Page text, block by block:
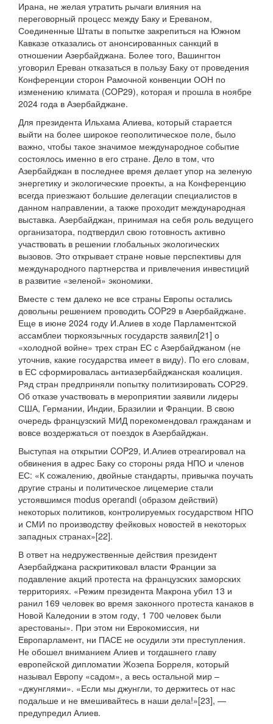
Ирана, не желая утратить рычаги влияния на
переговорный процесс между Баку и Ереваном,
Соединенные Штаты в попытке закрепиться на Южном
Кавказе отказались от анонсированных санкций в
отношении Азербайджана. Более того, Вашингтон
уговорил Ереван отказаться в пользу Баку от проведения
Конференции сторон Рамочной конвенции ООН по
изменению климата (COP29), которая и прошла в ноябре
2024 года в Азербайджане.
Для президента Ильхама Алиева, который старается
выйти на более широкое геополитическое поле, было
важно, чтобы такое значимое международное событие
состоялось именно в его стране. Дело в том, что
Азербайджан в последнее время делает упор на зеленую
энергетику и экологические проекты, а на Конференцию
всегда приезжают большие делегации специалистов в
данном направлении, а также проходит международная
выставка. Азербайджан, принимая на себя роль ведущего
организатора, подтвердил свою готовность активно
участвовать в решении глобальных экологических
вызовов. Это открывает стране новые перспективы для
международного партнерства и привлечения инвестиций
в развитие «зеленой» экономики.
Вместе с тем далеко не все страны Европы остались
довольны решением проводить COP29 в Азербайджане.
Еще в июне 2024 году И.Алиев в ходе Парламентской
ассамблеи тюркоязычных государств заявил[21] о
«холодной войне» трех стран ЕС с Азербайджаном (не
уточнив, какие государства имеет в виду). По его словам,
в ЕС сформировалась антиазербайджанская коалиция.
Ряд стран предприняли попытку политизировать СОР29.
Об отказе участвовать в мероприятии заявили лидеры
США, Германии, Индии, Бразилии и Франции. В свою
очередь французский МИД порекомендовал гражданам и
вовсе воздержаться от поездок в Азербайджан.
Выступая на открытии COP29, И.Алиев отреагировал на
обвинения в адрес Баку со стороны ряда НПО и членов
ЕС: «К сожалению, двойные стандарты, привычка поучать
другие страны и политическое лицемерие стали
устоявшимся modus operandi (образом действий)
некоторых политиков, контролируемых государством НПО
и СМИ по производству фейковых новостей в некоторых
западных странах»[22].
В ответ на недружественные действия президент
Азербайджана раскритиковал власти Франции за
подавление акций протеста на французских заморских
территориях. «Режим президента Макрона убил 13 и
ранил 169 человек во время законного протеста канаков в
Новой Каледонии в этом году, 1 700 человек были
арестованы». При этом ни Еврокомиссия, ни
Европарламент, ни ПАСЕ не осудили эти преступления.
Не обошел вниманием Алиев и тогдашнего главу
европейской дипломатии Жозепа Борреля, который
называл Европу «садом», а весь остальной мир –
«джунглями». «Если мы джунгли, то держитесь от нас
подальше и не вмешивайтесь в наши дела!»[23], —
предупредил Алиев.